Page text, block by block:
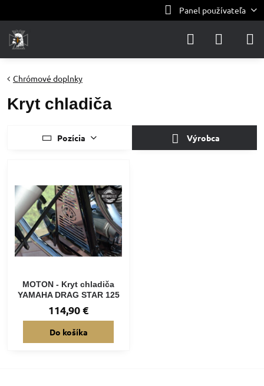
Panel používateľa
Chrómové doplnky
Kryt chladiča
Pozícia Výrobca
MOTON - Kryt chladiča
YAMAHA DRAG STAR 125
114,90 €
Do košíka